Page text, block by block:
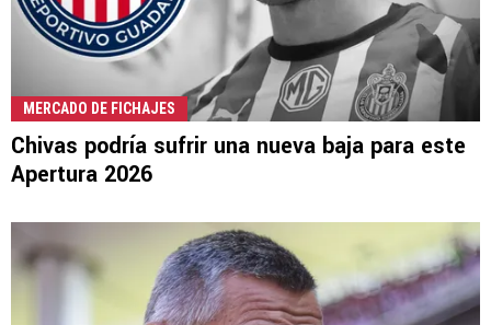
MERCADO DE FICHAJES
Chivas podría sufrir una nueva baja para este
Apertura 2026